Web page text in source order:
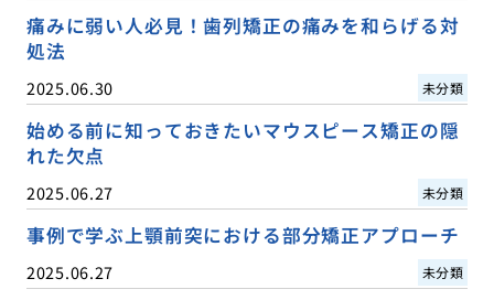
痛みに弱い人必見！歯列矯正の痛みを和らげる対
処法
2025.06.30 未分類
始める前に知っておきたいマウスピース矯正の隠
れた欠点
2025.06.27 未分類
事例で学ぶ上顎前突における部分矯正アプローチ
2025.06.27 未分類